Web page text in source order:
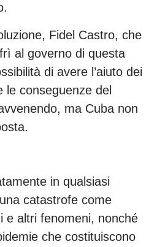
Fidel Castro, che
al governo di questa
di avere l’aiuto dei
le conseguenze del
ma Cuba non
in qualsiasi
catastrofe come
e altri fenomeni, nonché
che costituiscono